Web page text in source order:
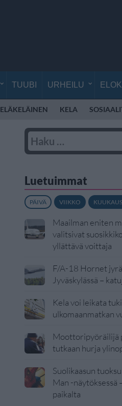
TUUBI URHEILU
ELÄKELÄINEN KELA
Luetuimmat
PÄIVÄ VIIKKO
Maailman eniten
valitsivat
yllättävä voittaja
F/A-18 Hornet
Jyväskylässä –
Kela voi leikata
ulkomaanmatkan
Moottoripyöräilijä
tutkaan hurja
Suolikaasun
Man -näytöksessä
paikalta